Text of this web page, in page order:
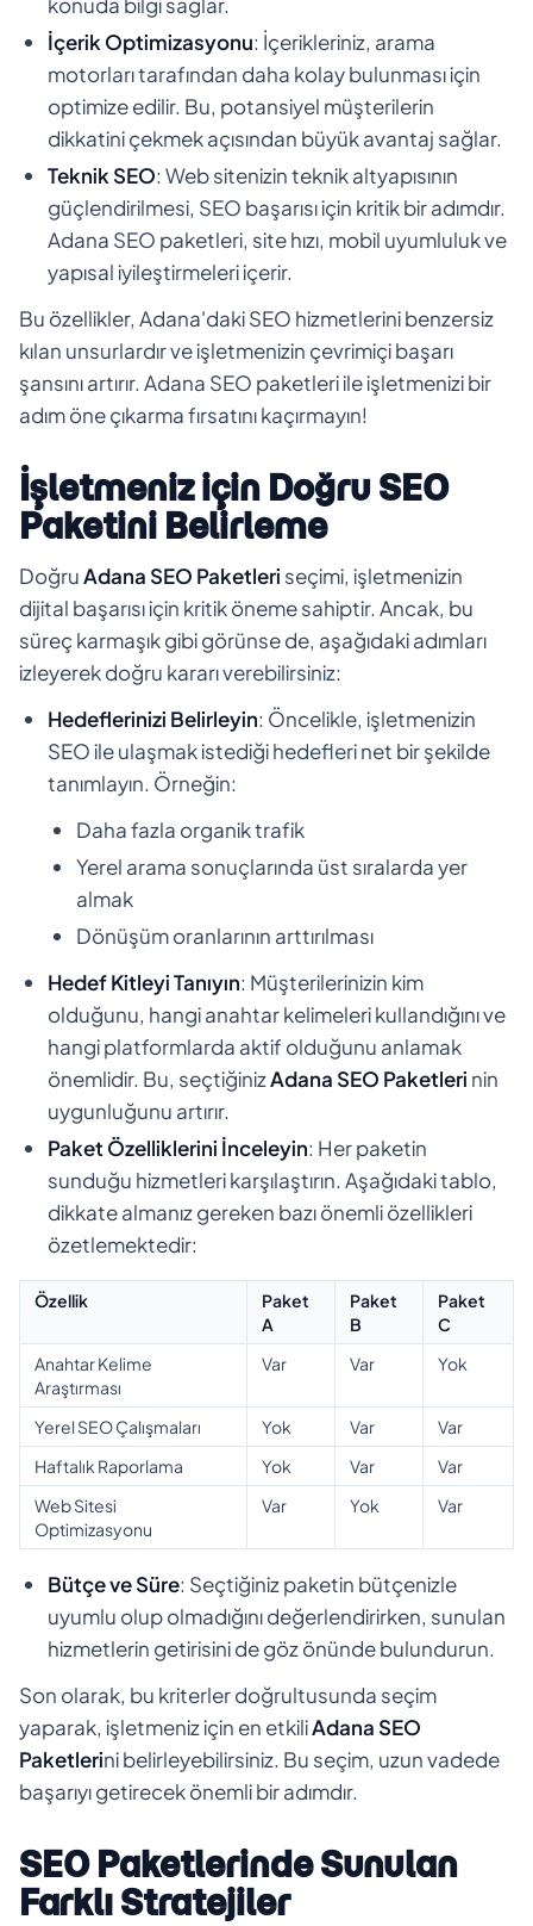
İçerik Optimizasyonu: İçerikleriniz, arama
motorları tarafından daha kolay bulunması için
optimize edilir. Bu, potansiyel müşterilerin
dikkatini çekmek açısından büyük avantaj sağlar.
Teknik SEO: Web sitenizin teknik altyapısının
güçlendirilmesi, SEO başarısı için kritik bir adımdır.
Adana SEO paketleri, site hızı, mobil uyumluluk ve
yapısal iyileştirmeleri içerir.
Bu özellikler, Adana'daki SEO hizmetlerini benzersiz
kılan unsurlardır ve işletmenizin çevrimiçi başarı
şansını artırır. Adana SEO paketleri ile işletmenizi bir
adım öne çıkarma fırsatını kaçırmayın!
İşletmeniz için Doğru SEO
Paketini Belirleme
DoğruAdana SEO Paketleri seçimi, işletmenizin
dijital başarısı için kritik öneme sahiptir. Ancak, bu
süreç karmaşık gibi görünse de, aşağıdaki adımları
izleyerek doğru kararı verebilirsiniz:
Hedeflerinizi Belirleyin: Öncelikle, işletmenizin
SEO ile ulaşmak istediği hedefleri net bir şekilde
tanımlayın. Örneğin:
Daha fazla organik trafik
Yerel arama sonuçlarında üst sıralarda yer
almak
Dönüşüm oranlarının arttırılması
Hedef Kitleyi Tanıyın: Müşterilerinizin kim
olduğunu, hangi anahtar kelimeleri kullandığını ve
hangi platformlarda aktif olduğunu anlamak
önemlidir. Bu, seçtiğinizAdana SEO Paketleri nin
uygunluğunu artırır.
Paket Özelliklerini İnceleyin: Her paketin
sunduğu hizmetleri karşılaştırın. Aşağıdaki tablo,
dikkate almanız gereken bazı önemli özellikleri
özetlemektedir:
Özellik
Paket
A
Paket
B
Paket
C
Anahtar Kelime
Araştırması
Var Var Yok
Yerel SEO Çalışmaları Yok Var
Var
Haftalık Raporlama
Yok Var
Var
Web Sitesi
Optimizasyonu
Var Yok Var
Bütçe ve Süre: Seçtiğiniz paketin bütçenizle
uyumlu olup olmadığını değerlendirirken, sunulan
hizmetlerin getirisini de göz önünde bulundurun.
Son olarak, bu kriterler doğrultusunda seçim
yaparak, işletmeniz için en etkiliAdana SEO
Paketlerini belirleyebilirsiniz. Bu seçim, uzun vadede
başarıyı getirecek önemli bir adımdır.
SEO Paketlerinde Sunulan
Farklı Stratejiler